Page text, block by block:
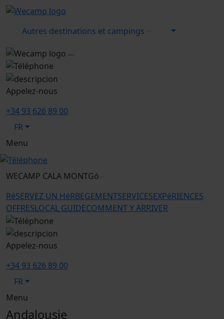
Autres destinations et campings
...
Appelez-nous
+34 93 626 89 00
FR
Menu
WECAMP CALA MONTGó
RéSERVEZ UN HéRBEGEMENTSERVICESEXPéRIENCES
OFFRESLOCAL GUIDECOMMENT Y ARRIVER
Appelez-nous
+34 93 626 89 00
FR
Menu
Andalousie